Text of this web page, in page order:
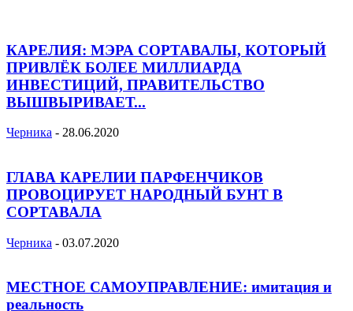
КАРЕЛИЯ: МЭРА СОРТАВАЛЫ, КОТОРЫЙ
ПРИВЛЁК БОЛЕЕ МИЛЛИАРДА
ИНВЕСТИЦИЙ, ПРАВИТЕЛЬСТВО
ВЫШВЫРИВАЕТ...
Черника - 28.06.2020
ГЛАВА КАРЕЛИИ ПАРФЕНЧИКОВ
ПРОВОЦИРУЕТ НАРОДНЫЙ БУНТ В
СОРТАВАЛА
Черника - 03.07.2020
МЕСТНОЕ САМОУПРАВЛЕНИЕ: имитация и
реальность